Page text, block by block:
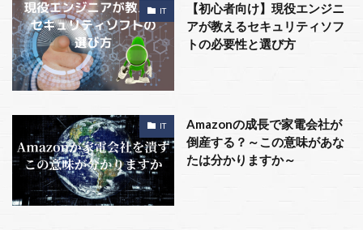
IT
【初心者向け】現役エンジニ
アが教えるセキュリティソフ
トの必要性と選び方
IT
Amazonの成長で家電会社が
倒産する？～この意味があな
たは分かりますか～